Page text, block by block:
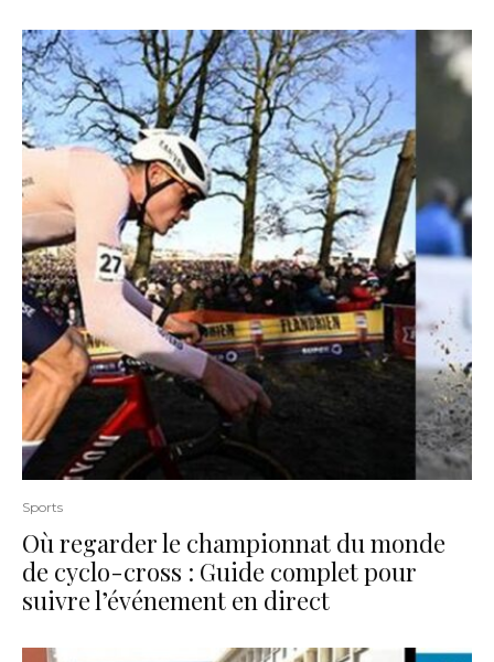
Sports
Où regarder le championnat du monde
de cyclo-cross : Guide complet pour
suivre l’événement en direct